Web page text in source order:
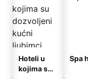
Hoteli u
kojima su
Spa